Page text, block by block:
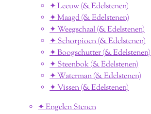
✦ Leeuw (& Edelstenen)
✦ Maagd (& Edelstenen)
✦ Weegschaal (& Edelstenen)
✦ Schorpioen (& Edelstenen)
✦ Boogschutter (& Edelstenen)
✦ Steenbok (& Edelstenen)
✦ Waterman (& Edelstenen)
✦ Vissen (& Edelstenen)
✦ Engelen Stenen